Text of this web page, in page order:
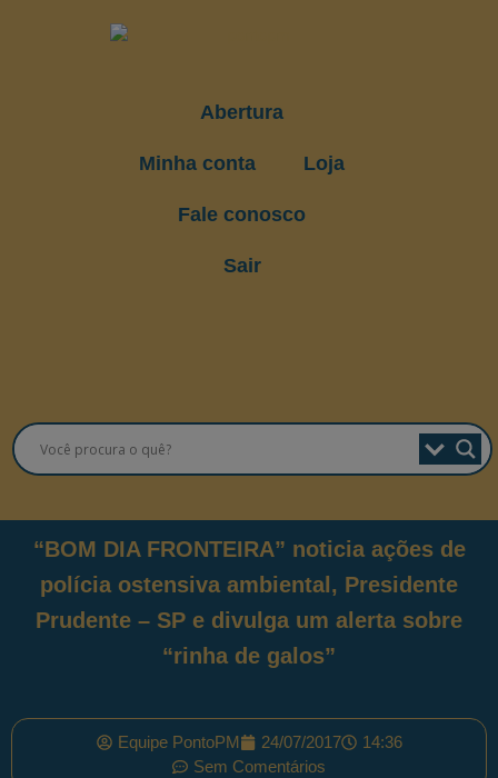
Abertura
Minha conta Loja
Fale conosco
Sair
“BOM DIA FRONTEIRA” noticia ações de
polícia ostensiva ambiental, Presidente
Prudente – SP e divulga um alerta sobre
“rinha de galos”
Equipe PontoPM 24/07/2017
14:36
Sem Comentários